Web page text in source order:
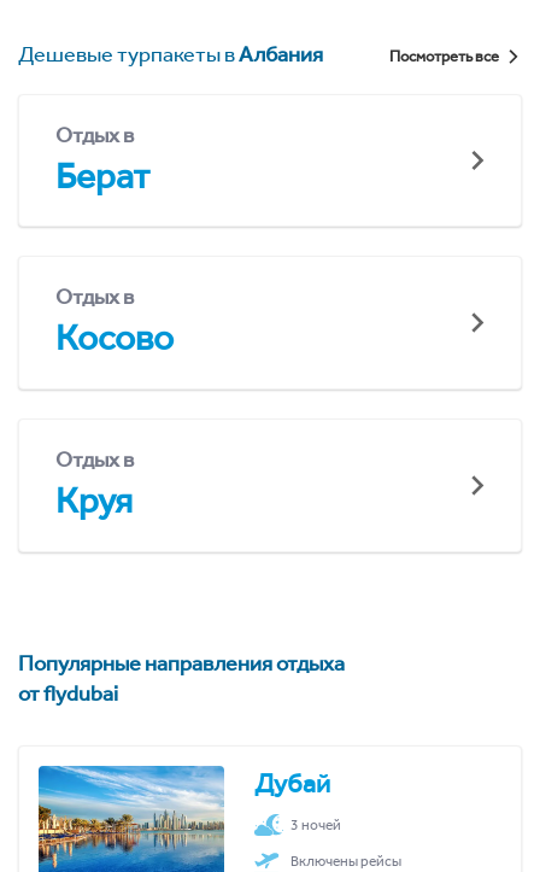
Дешевые турпакеты вАлбания Посмотреть все
Отдых в
Берат
Отдых в
Косово
Отдых в
Круя
Популярные направления отдыха
от flydubai
Дубай
3 ночей
Включены рейсы